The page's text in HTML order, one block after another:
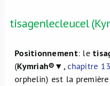
tisagenlecleucel
Positionnement: le
(Kymriah®▼, chapitre
orphelin) est la